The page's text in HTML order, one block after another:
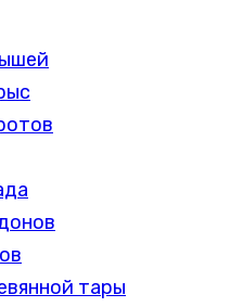
тары